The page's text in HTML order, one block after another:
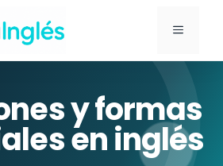
MENÚ
y formas
en inglés